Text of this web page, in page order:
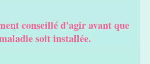
conseillé d'agir avant que
soit installée.